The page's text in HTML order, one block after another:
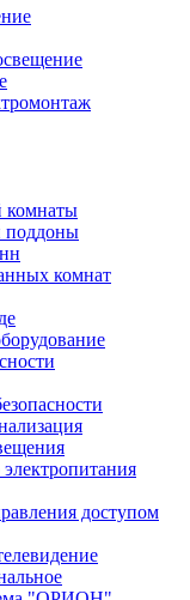
комнаты
поддоны
комнат
доступом